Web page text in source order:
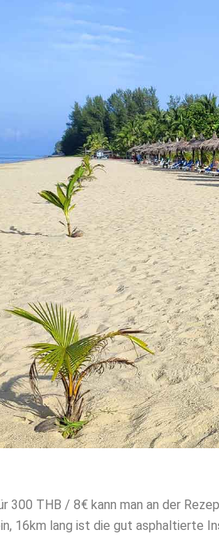
300 THB / 8€ kann man an der
16km lang ist die gut asphaltierte